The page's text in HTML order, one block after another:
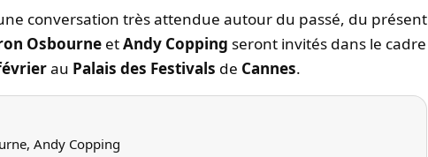
conversation très attendue autour du passé, du présent
Osbourne etAndy Copping seront invités dans le cadre
au Palais des Festivals de Cannes.
Andy Copping